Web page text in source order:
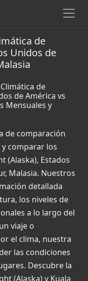
de
Unidos de
de
de América vs
Mensuales y
de comparación
comparar los
(Alaska), Estados
Malasia. Nuestros
detallada
los niveles de
a lo largo del
viaje o
el clima, nuestra
las condiciones
Descubre la
(Alaska) y Kuala